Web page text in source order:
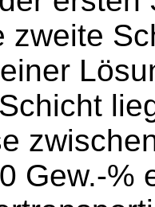
zweite
Gew.-%